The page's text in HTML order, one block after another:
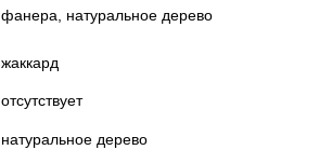
фанера, натуральное дерево
жаккард
отсутствует
натуральное дерево